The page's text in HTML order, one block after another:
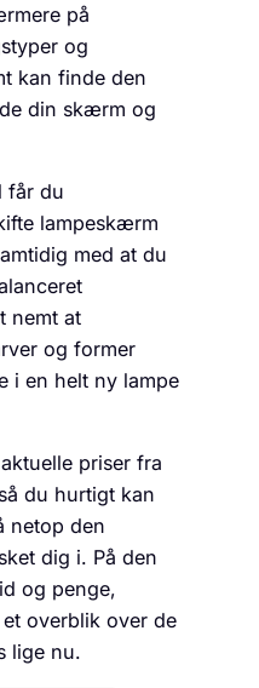
på
og
kan finde den
din skærm og
får du
lampeskærm
med at du
nemt at
og former
i en helt ny lampe
priser fra
du hurtigt kan
netop den
dig i. På den
og penge,
overblik over de
lige nu.